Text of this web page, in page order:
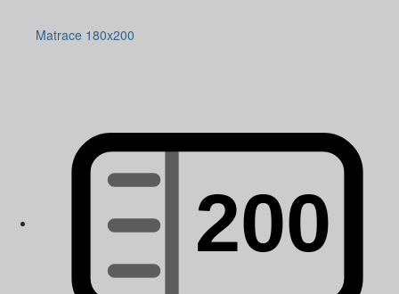
Matrace 180x200